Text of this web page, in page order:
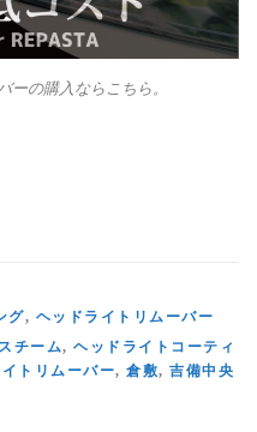
ーの購入ならこちら。
グ, ヘッドライトリムーバー
スチーム, ヘッドライトコーティ
トリムーバー, 倉敷, 吉備中央